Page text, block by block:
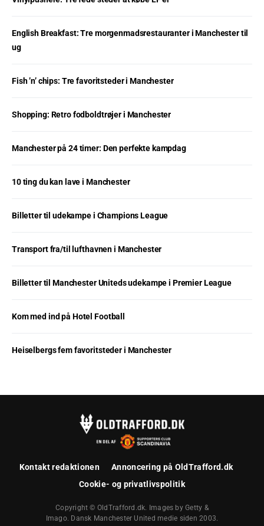
English Breakfast: Tre morgenmadsrestauranter i Manchester til
ug
Fish ’n’ chips: Tre favoritsteder i Manchester
Shopping: Retro fodboldtrøjer i Manchester
Manchester på 24 timer: Den perfekte kampdag
10 ting du kan lave i Manchester
Billetter til udekampe i Champions League
Transport fra/til lufthavnen i Manchester
Billetter til Manchester Uniteds udekampe i Premier League
Kom med ind på Hotel Football
Heiselbergs fem favoritsteder i Manchester
Kontakt redaktionen
Annoncering på OldTrafford.dk
Cookie- og privatlivspolitik
Copyright © OldTrafford.dk. Images by Getty &
Imago. Dansk Manchester United medie siden 2003.